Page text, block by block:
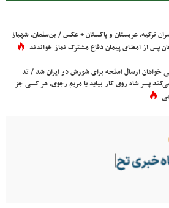
ترکیه، عربستان و پاکستان + عکس / بن‌سلمان، شهباز
پس از امضای پیمان دفاع مشترک نماز خواندند
خواهان ارسال اسلحه برای شورش در ایران شد / تد
پسر شاه روی کار بیاید یا مریم رجوی، هر کسی جز